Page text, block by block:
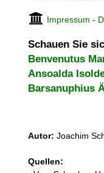
Impressum -
Schauen Sie
Benvenutus
Ansoalda
Barsanuphius
Autor: Joachim
Quellen: